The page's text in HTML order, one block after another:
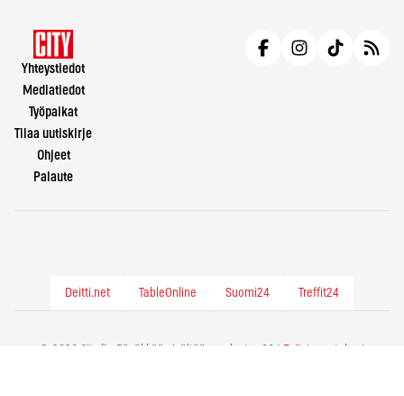
Yhteystiedot
Mediatiedot
Työpaikat
Tilaa uutiskirje
Ohjeet
Palaute
Deitti.net TableOnline Suomi24 Treffit24